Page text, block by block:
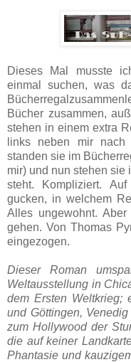
Dieses Mal musste
einmal suchen, was
Bücher zusammen,
stehen in einem extra
links neben mir
standen sie im
mir) und nun stehen sie
steht. Kompliziert.
gucken, in welchem
Alles ungewohnt.
gehen. Von Thomas
eingezogen.
Dieser Roman
Weltausstellung in
dem Ersten Weltkrieg;
und Göttingen,
zum Hollywood der
die auf keiner
Phantasie und